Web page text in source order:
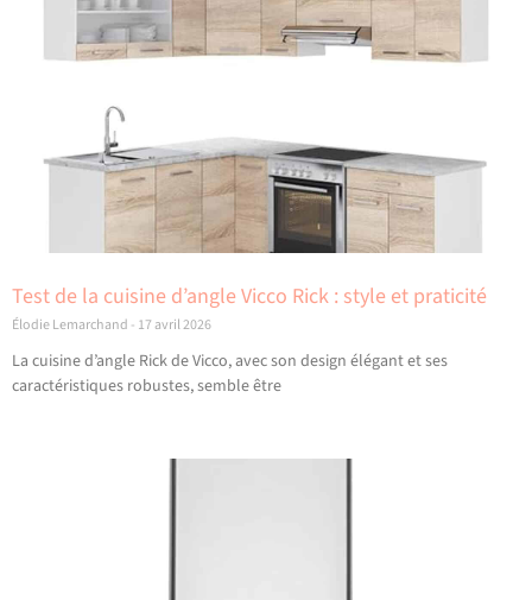
Test de la cuisine d’angle Vicco Rick : style et praticité
Élodie Lemarchand 17 avril 2026
La cuisine d’angle Rick de Vicco, avec son design élégant et ses
caractéristiques robustes, semble être